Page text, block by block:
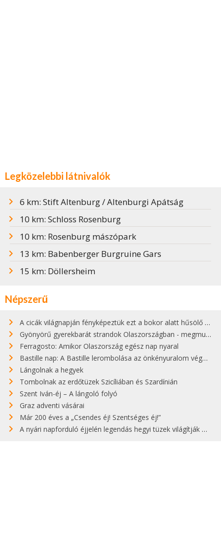
Legközelebbi látnivalók
6 km: Stift Altenburg / Altenburgi Apátság
10 km: Schloss Rosenburg
10 km: Rosenburg mászópark
13 km: Babenberger Burgruine Gars
15 km: Döllersheim
Népszerű
A cicák világnapján fényképeztük ezt a bokor alatt hűsölő cicát Kisorosziban
Gyönyörű gyerekbarát strandok Olaszországban - megmutatjuk a 15 legjobbat
Ferragosto: Amikor Olaszország egész nap nyaral
Bastille nap: A Bastille lerombolása az önkényuralom végét jelentette
Lángolnak a hegyek
Tombolnak az erdőtüzek Szicíliában és Szardínián
Szent Iván-éj – A lángoló folyó
Graz adventi vásárai
Már 200 éves a „Csendes éj! Szentséges éj!”
A nyári napforduló éjjelén legendás hegyi tüzek világítják meg Zugspitzét